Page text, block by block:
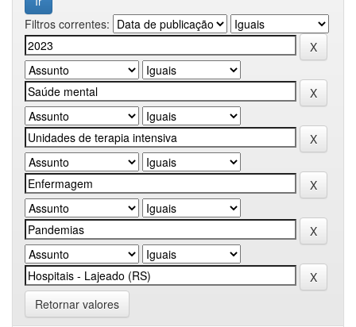
Filtros correntes:
Retornar valores